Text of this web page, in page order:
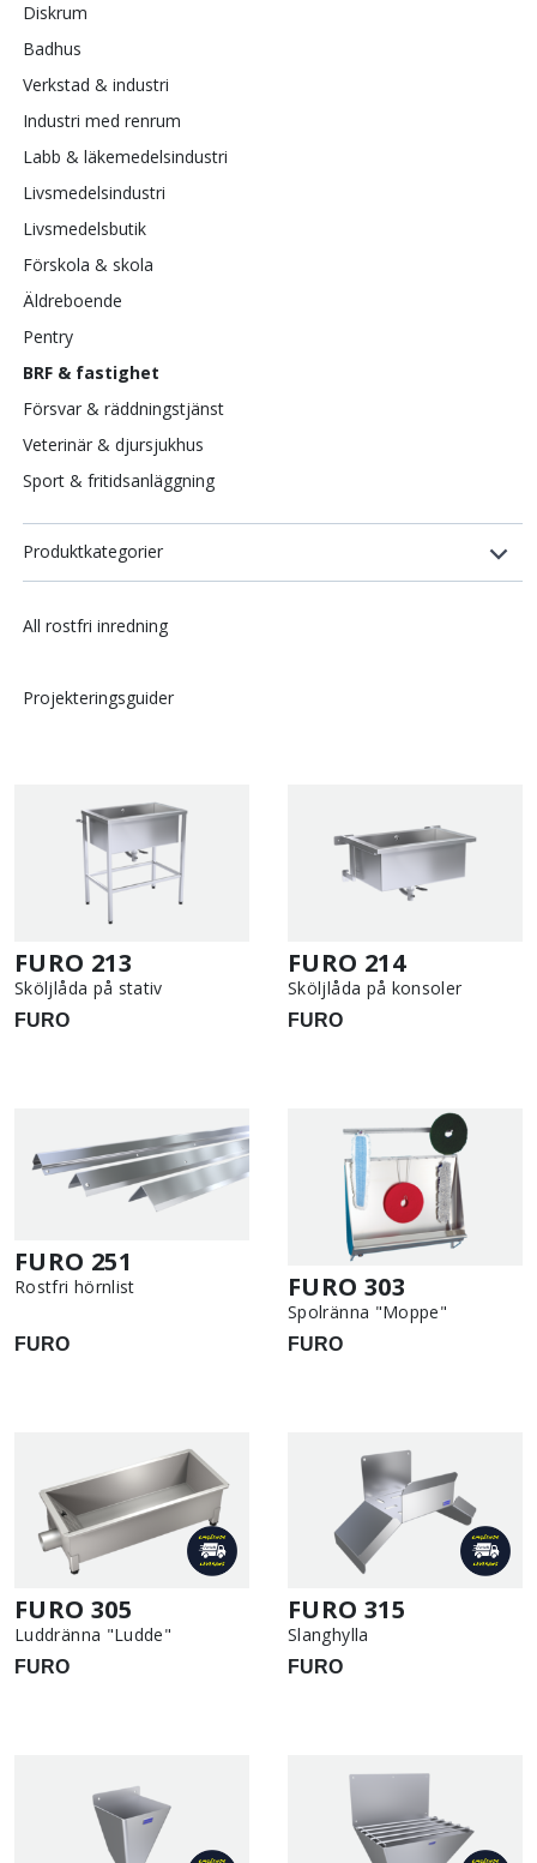
Diskrum
Badhus
Verkstad & industri
Industri med renrum
Labb & läkemedelsindustri
Livsmedelsindustri
Livsmedelsbutik
Förskola & skola
Äldreboende
Pentry
BRF & fastighet
Försvar & räddningstjänst
Veterinär & djursjukhus
Sport & fritidsanläggning
Produktkategorier
All rostfri inredning
Projekteringsguider
FURO 213
Sköljlåda på stativ
FURO
FURO 214
Sköljlåda på konsoler
FURO
FURO 251
Rostfri hörnlist
FURO
FURO 303
Spolränna "Moppe"
FURO
FURO 305
Luddränna "Ludde"
FURO
FURO 315
Slanghylla
FURO